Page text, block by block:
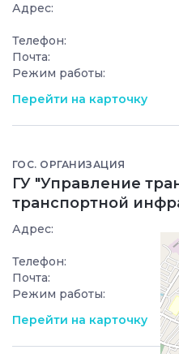
Адрес:
Телефон:
Почта:
Режим работы:
Перейти на карточку
ГОС. ОРГАНИЗАЦИЯ
ГУ "Управление
транспортной
Адрес:
Телефон:
Почта:
Режим работы:
Перейти на карточку